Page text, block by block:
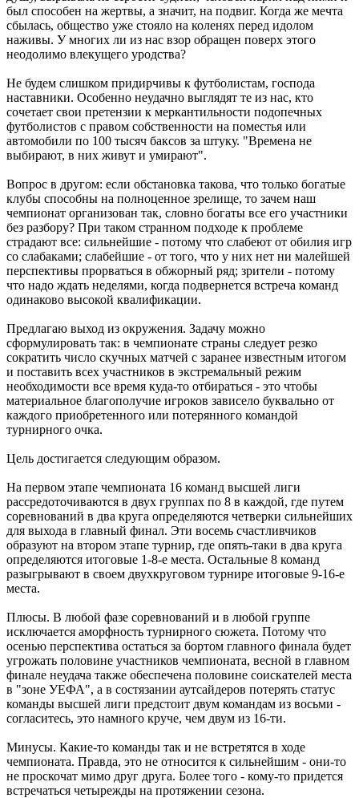
был способен на жертвы, а значит, на подвиг. Когда же мечта
сбылась, общество уже стояло на коленях перед идолом
наживы. У многих ли из нас взор обращен поверх этого
неодолимо влекущего уродства?
Не будем слишком придирчивы к футболистам, господа
наставники. Особенно неудачно выглядят те из нас, кто
сочетает свои претензии к меркантильности подопечных
футболистов с правом собственности на поместья или
автомобили по 100 тысяч баксов за штуку. "Времена не
выбирают, в них живут и умирают".
Вопрос в другом: если обстановка такова, что только богатые
клубы способны на полноценное зрелище, то зачем наш
чемпионат организован так, словно богаты все его участники
без разбору? При таком странном подходе к проблеме
страдают все: сильнейшие - потому что слабеют от обилия игр
со слабаками; слабейшие - от того, что у них нет ни малейшей
перспективы прорваться в обжорный ряд; зрители - потому
что надо ждать неделями, когда подвернется встреча команд
одинаково высокой квалификации.
Предлагаю выход из окружения. Задачу можно
сформулировать так: в чемпионате страны следует резко
сократить число скучных матчей с заранее известным итогом
и поставить всех участников в экстремальный режим
необходимости все время куда-то отбираться - это чтобы
материальное благополучие игроков зависело буквально от
каждого приобретенного или потерянного командой
турнирного очка.
Цель достигается следующим образом.
На первом этапе чемпионата 16 команд высшей лиги
рассредоточиваются в двух группах по 8 в каждой, где путем
соревнований в два круга определяются четверки сильнейших
для выхода в главный финал. Эти восемь счастливчиков
образуют на втором этапе турнир, где опять-таки в два круга
определяются итоговые 1-8-е места. Остальные 8 команд
разыгрывают в своем двухкруговом турнире итоговые 9-16-е
места.
Плюсы. В любой фазе соревнований и в любой группе
исключается аморфность турнирного сюжета. Потому что
осенью перспектива остаться за бортом главного финала будет
угрожать половине участников чемпионата, весной в главном
финале неудача также обеспечена половине соискателей места
в "зоне УЕФА", а в состязании аутсайдеров потерять статус
команды высшей лиги предстоит двум командам из восьми -
согласитесь, это намного круче, чем двум из 16-ти.
Минусы. Какие-то команды так и не встретятся в ходе
чемпионата. Правда, это не относится к сильнейшим - они-то
не проскочат мимо друг друга. Более того - кому-то придется
встречаться четырежды на протяжении сезона.